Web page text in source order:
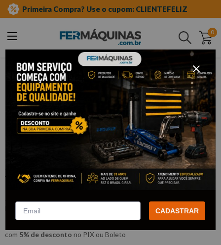
Primeira Compra? Use o cupom: CLIENTEFELIZ
0
Buscar
ferramentas automotivas especiais
chave de vela
Soquete Sextavado 1/2” x 21mm de
Vela - EDA
:9XW
EDA
R$14,44
com 5% de desconto no PIX ou Boleto
CADASTRAR